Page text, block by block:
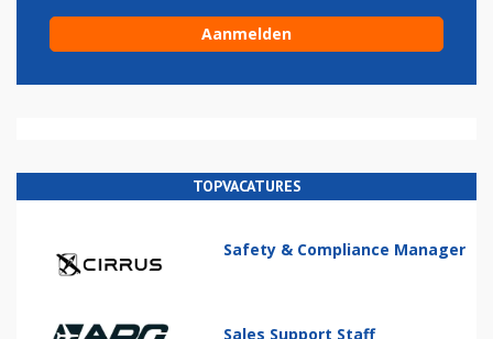
TOPVACATURES
Safety & Compliance Manager
Sales Support Staff